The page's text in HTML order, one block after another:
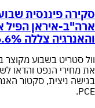
ארה"ב-איראן הפיל
והאנרגיה צללה 6.6%
וול סטריט בשבוע מקוצר
PCE.